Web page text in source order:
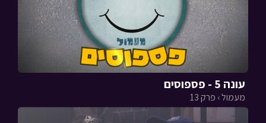
עונה 5 - פספוסים
מעמול › פרק 13